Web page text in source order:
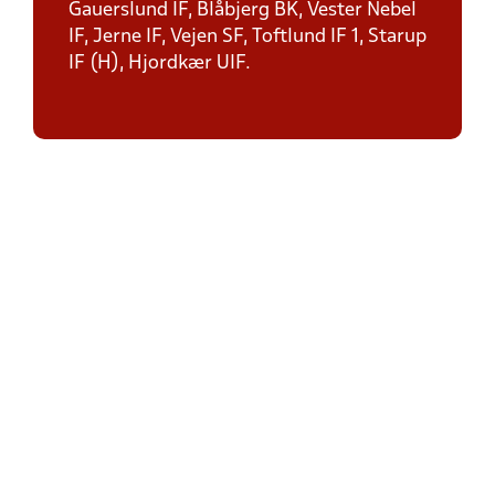
Gauerslund IF, Blåbjerg BK, Vester Nebel
IF, Jerne IF, Vejen SF, Toftlund IF 1, Starup
IF (H), Hjordkær UIF.